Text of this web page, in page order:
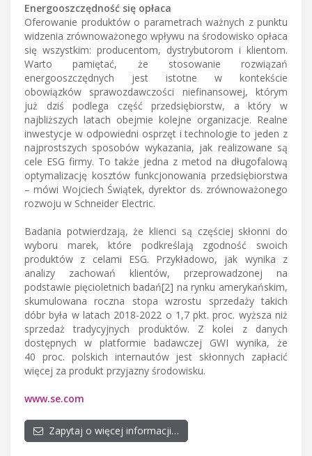
Energooszczędność się opłaca
Oferowanie produktów o parametrach ważnych z punktu
widzenia zrównoważonego wpływu na środowisko opłaca
się wszystkim: producentom, dystrybutorom i klientom.
Warto pamiętać, że stosowanie rozwiązań
energooszczędnych jest istotne w kontekście
obowiązków sprawozdawczości niefinansowej, którym
już dziś podlega część przedsiębiorstw, a który w
najbliższych latach obejmie kolejne organizacje. Realne
inwestycje w odpowiedni osprzęt i technologie to jeden z
najprostszych sposobów wykazania, jak realizowane są
cele ESG firmy. To także jedna z metod na długofalową
optymalizację kosztów funkcjonowania przedsiębiorstwa
– mówi Wojciech Świątek, dyrektor ds. zrównoważonego
rozwoju w Schneider Electric.
Badania potwierdzają, że klienci są częściej skłonni do
wyboru marek, które podkreślają zgodność swoich
produktów z celami ESG. Przykładowo, jak wynika z
analizy zachowań klientów, przeprowadzonej na
podstawie pięcioletnich badań[2] na rynku amerykańskim,
skumulowana roczna stopa wzrostu sprzedaży takich
dóbr była w latach 2018-2022 o 1,7 pkt. proc. wyższa niż
sprzedaż tradycyjnych produktów. Z kolei z danych
dostępnych w platformie badawczej GWI wynika, że
40 proc. polskich internautów jest skłonnych zapłacić
więcej za produkt przyjazny środowisku.
www.se.com
Zapytaj o więcej informacji…